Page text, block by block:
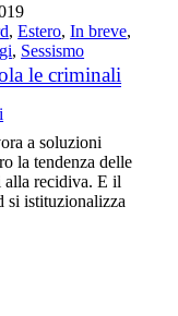
,Estero,In breve,
, Sessismo
le criminali
a soluzioni
la tendenza delle
recidiva. E il
si istituzionalizza